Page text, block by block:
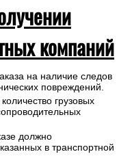
компаний
на наличие следов
повреждений.
грузовых
должно
в транспортной